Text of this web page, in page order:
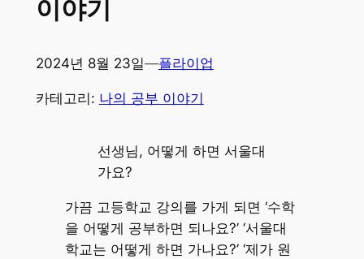
이야기
2024년 8월 23일—플라이업
카테고리: 나의 공부 이야기
선생님, 어떻게 하면 서울대
가요?
가끔 고등학교 강의를 가게 되면 ‘수학
을 어떻게 공부하면 되나요?’ ‘서울대
학교는 어떻게 하면 가나요?’ ‘제가 원